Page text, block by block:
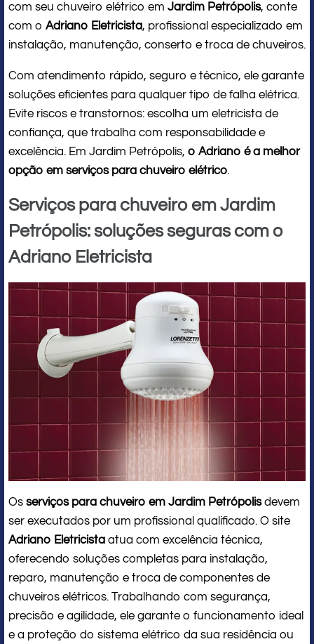
com seu chuveiro elétrico em Jardim Petrópolis, conte
com o Adriano Eletricista, profissional especializado em
instalação, manutenção, conserto e troca de chuveiros.
Com atendimento rápido, seguro e técnico, ele garante
soluções eficientes para qualquer tipo de falha elétrica.
Evite riscos e transtornos: escolha um eletricista de
confiança, que trabalha com responsabilidade e
excelência. Em Jardim Petrópolis, o Adriano é a melhor
opção em serviços para chuveiro elétrico.
Serviços para chuveiro em Jardim
Petrópolis: soluções seguras com o
Adriano Eletricista
Os serviços para chuveiro em Jardim Petrópolisdevem
ser executados por um profissional qualificado. O site
Adriano Eletricista atua com excelência técnica,
oferecendo soluções completas para instalação,
reparo, manutenção e troca de componentes de
chuveiros elétricos. Trabalhando com segurança,
precisão e agilidade, ele garante o funcionamento ideal
e a proteção do sistema elétrico da sua residência ou